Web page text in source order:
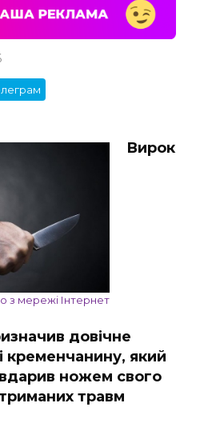
з мережі Інтернет
Вирок
довічне
кременчанину, який
вдарив ножем свого
травм